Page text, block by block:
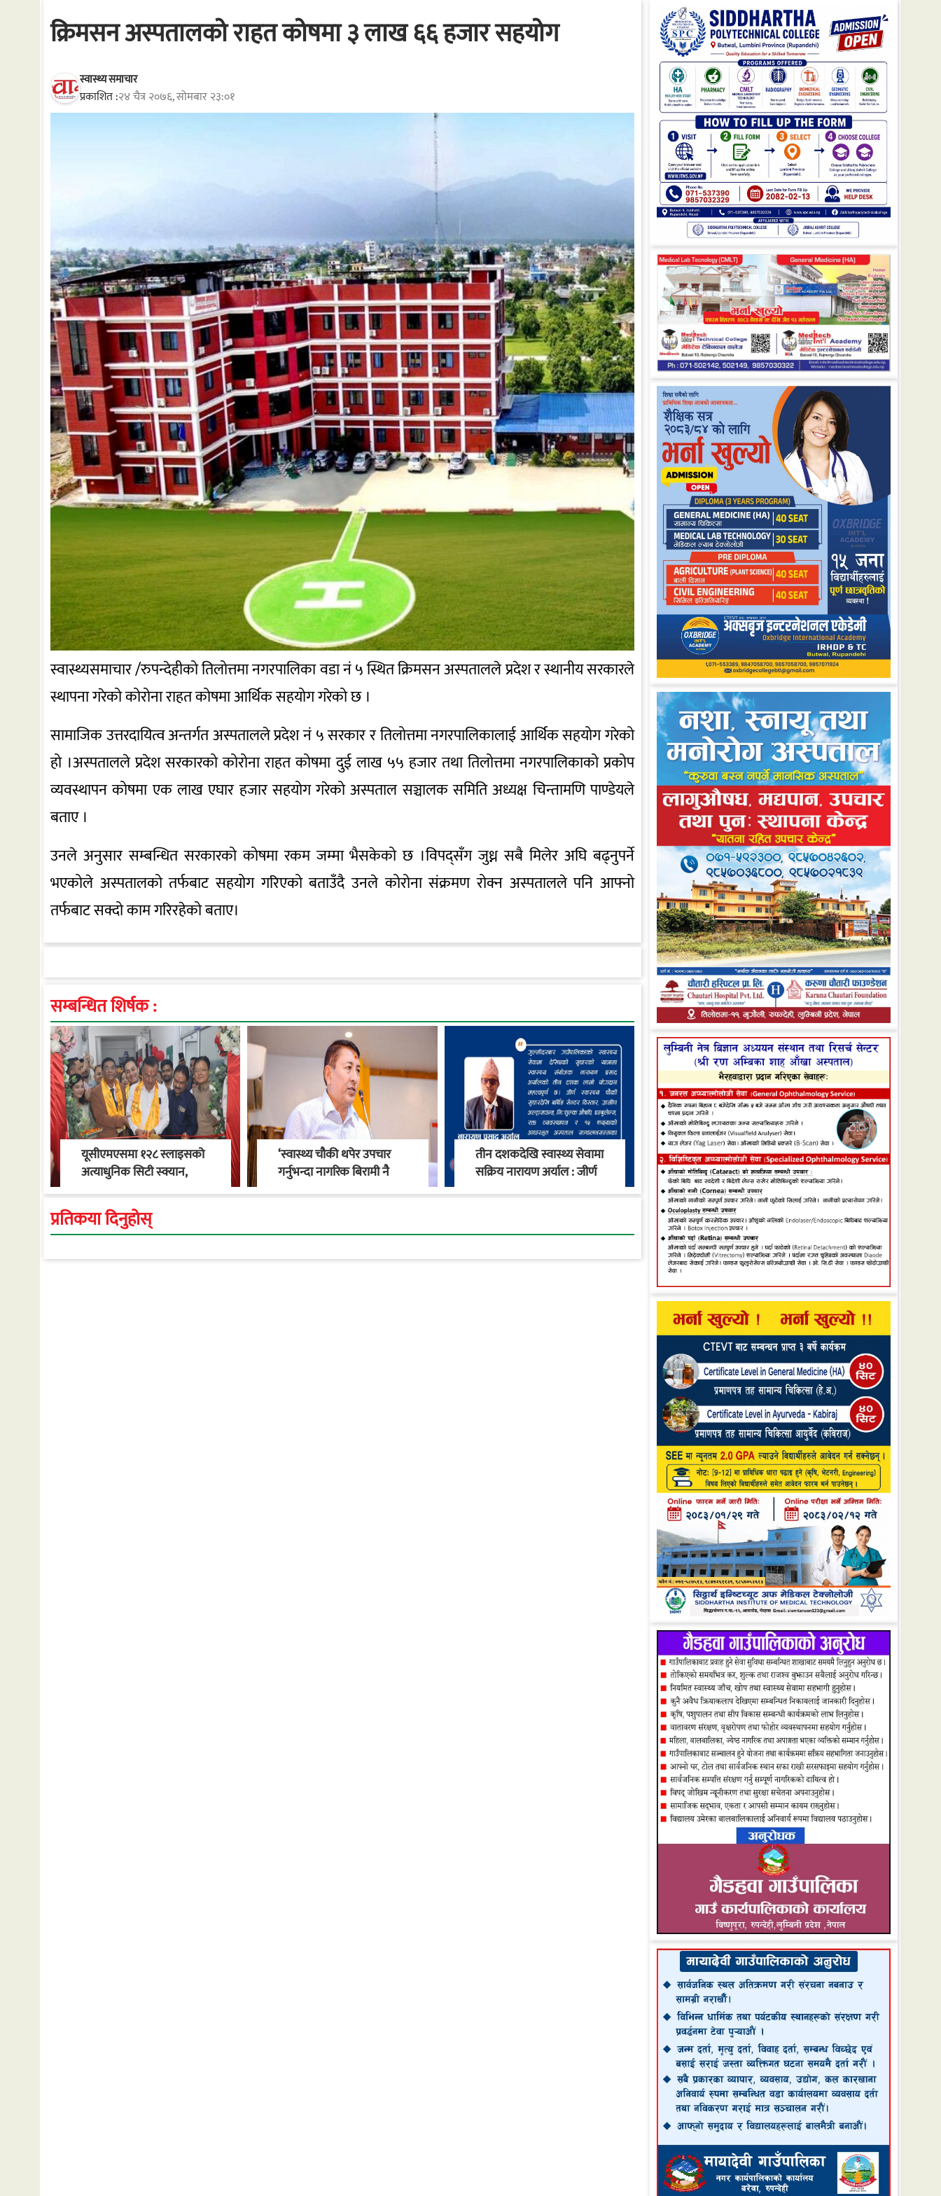
क्रिमसन अस्पतालको राहत कोषमा ३ लाख ६६ हजार सहयोग
स्वास्थ्य समाचार
प्रकाशित :२४ चैत्र २०७६, सोमबार २३:०१
स्वास्थ्यसमाचार /रुपन्देहीको तिलोत्तमा नगरपालिका वडा नं ५ स्थित क्रिमसन अस्पतालले प्रदेश र स्थानीय सरकारले
स्थापना गरेको कोरोना राहत कोषमा आर्थिक सहयोग गरेको छ ।
सामाजिक उत्तरदायित्व अन्तर्गत अस्पतालले प्रदेश नं ५ सरकार र तिलोत्तमा नगरपालिकालाई आर्थिक सहयोग गरेको
हो ।अस्पतालले प्रदेश सरकारको कोरोना राहत कोषमा दुई लाख ५५ हजार तथा तिलोत्तमा नगरपालिकाको प्रकोप
व्यवस्थापन कोषमा एक लाख एघार हजार सहयोग गरेको अस्पताल सञ्चालक समिति अध्यक्ष चिन्तामणि पाण्डेयले
बताए ।
उनले अनुसार सम्बन्धित सरकारको कोषमा रकम जम्मा भैसकेको छ ।विपद्सँग जुध्न सबै मिलेर अघि बढ्नुपर्ने
भएकोले अस्पतालको तर्फबाट सहयोग गरिएको बताउँदै उनले कोरोना संक्रमण रोक्न अस्पतालले पनि आफ्नो
तर्फबाट सक्दो काम गरिरहेको बताए।
सम्बन्धित शिर्षक :
यूसीएमएसमा १२८ स्लाइसको
अत्याधुनिक सिटी स्क्यान,
भेन्टिलेटरसहितको एम्बुलेन्स
सेवा सुरु
‘स्वास्थ्य चौकी थपेर उपचार
गर्नुभन्दा नागरिक बिरामी नै
नपर्ने वातावरण बनाऔँ’ : मेयर
तीन दशकदेखि स्वास्थ्य सेवामा
सक्रिय नारायण अर्याल : जीर्ण
स्वास्थ्य चौकीदेखि
प्रतिकया दिनुहोस्